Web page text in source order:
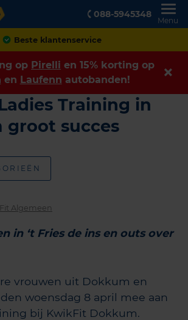
088-5945348
Menu
Beste klantenservice
op Pirelli en 15% korting op
en Laufenn autobanden!
Training in
groot succes
Algemeen
in ‘t Fries de ins en outs over
vrouwen uit Dokkum en
woensdag 8 april mee aan
bij KwikFit Dokkum.